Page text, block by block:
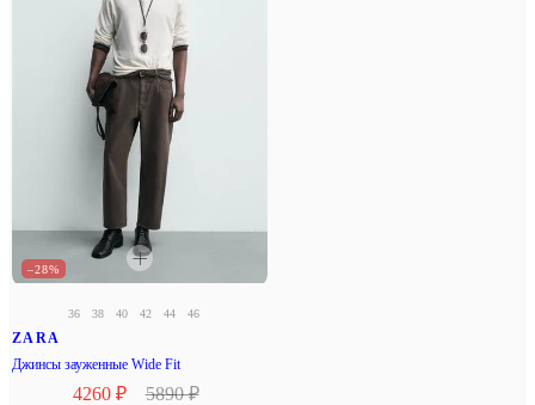
–28%
36 38 40 42 44 46
ZARA
Джинсы зауженные Wide Fit
4260 ₽ 5890 ₽